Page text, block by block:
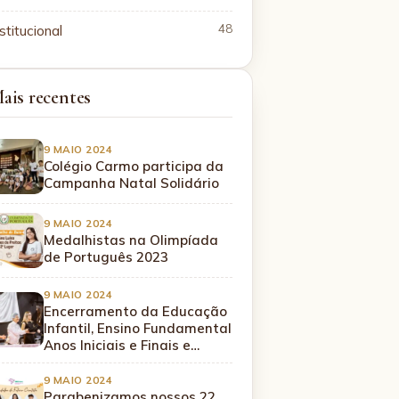
48
recentes
9 MAIO 2024
Colégio Carmo participa da
Campanha Natal Solidário
9 MAIO 2024
Medalhistas na Olimpíada
de Português 2023
9 MAIO 2024
Encerramento da Educação
Infantil, Ensino Fundamental
Anos Iniciais e Finais e…
9 MAIO 2024